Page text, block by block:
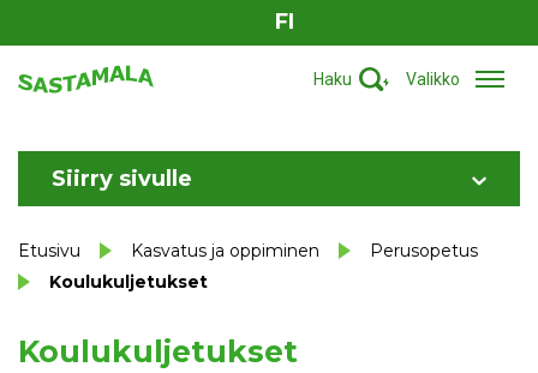
FI
Haku Valikko
Etusivu Kasvatus ja oppiminen
Perusopetus
Koulukuljetukset
Siirry sivulle
Koulukuljetukset